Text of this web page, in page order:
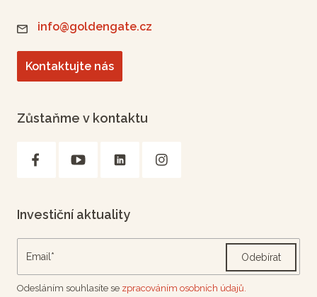
info@goldengate.cz
Kontaktujte nás
Zůstaňme v kontaktu
Investiční aktuality
Odebírat
Odesláním souhlasíte se zpracováním osobních údajů.